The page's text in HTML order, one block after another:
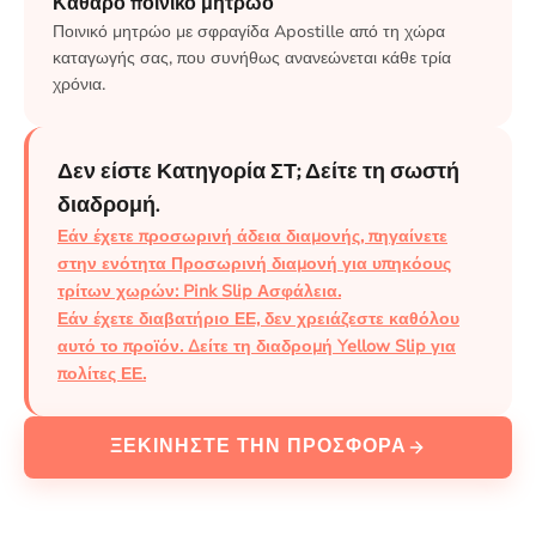
Ποινικό μητρώο με σφραγίδα Apostille από τη χώρα
καταγωγής σας, που συνήθως ανανεώνεται κάθε τρία
χρόνια.
Δεν είστε Κατηγορία ΣΤ; Δείτε τη σωστή
διαδρομή.
Εάν έχετε προσωρινή άδεια διαμονής, πηγαίνετε
στην ενότητα Προσωρινή διαμονή για υπηκόους
τρίτων χωρών: Pink Slip Ασφάλεια.
Εάν έχετε διαβατήριο ΕΕ, δεν χρειάζεστε καθόλου
αυτό το προϊόν. Δείτε τη διαδρομή Yellow Slip για
πολίτες ΕΕ.
ΞΕΚΙΝΉΣΤΕ ΤΗΝ ΠΡΟΣΦΟΡΆ